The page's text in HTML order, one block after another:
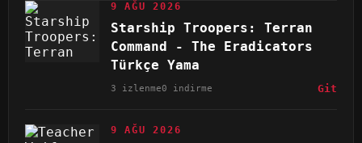
9 AĞU 2026
Starship Troopers: Terran
Command - The Eradicators
Türkçe Yama
3 izlenme0 indirme Git
9 AĞU 2026